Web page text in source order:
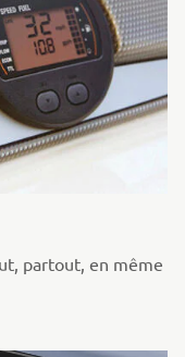
partout, en même